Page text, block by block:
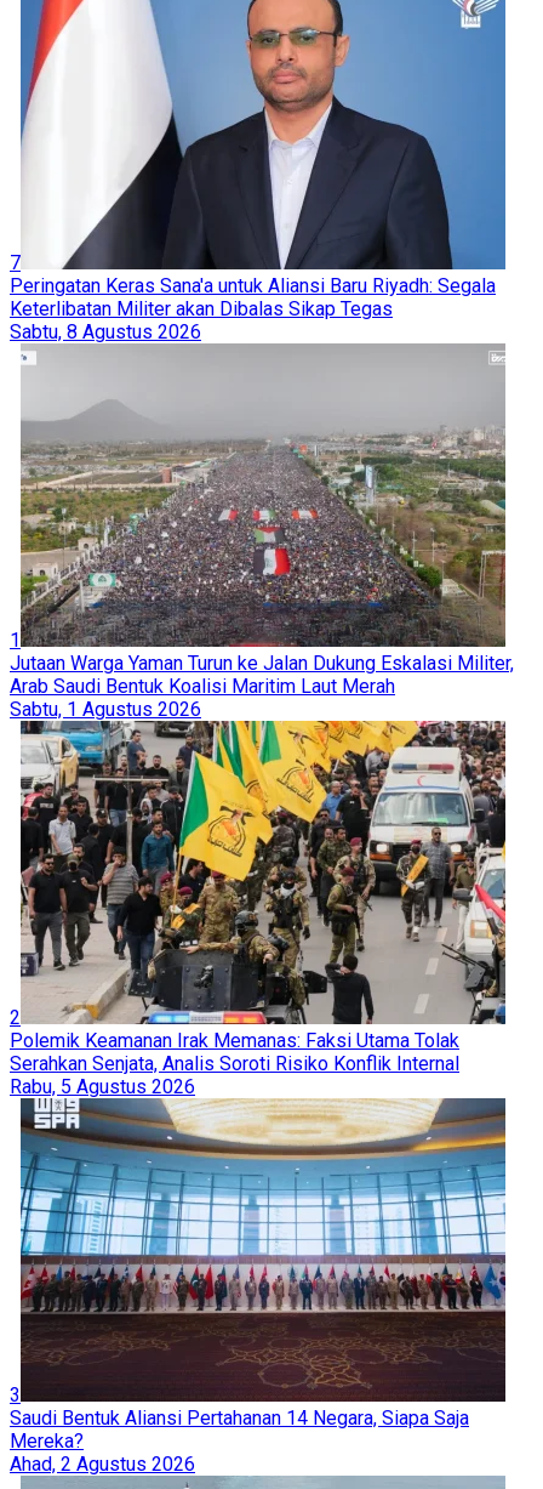
7
Peringatan Keras Sana'a untuk Aliansi Baru Riyadh: Segala
Keterlibatan Militer akan Dibalas Sikap Tegas
Sabtu, 8 Agustus 2026
1
Jutaan Warga Yaman Turun ke Jalan Dukung Eskalasi Militer,
Arab Saudi Bentuk Koalisi Maritim Laut Merah
Sabtu, 1 Agustus 2026
2
Polemik Keamanan Irak Memanas: Faksi Utama Tolak
Serahkan Senjata, Analis Soroti Risiko Konflik Internal
Rabu, 5 Agustus 2026
3
Saudi Bentuk Aliansi Pertahanan 14 Negara, Siapa Saja
Mereka?
Ahad, 2 Agustus 2026